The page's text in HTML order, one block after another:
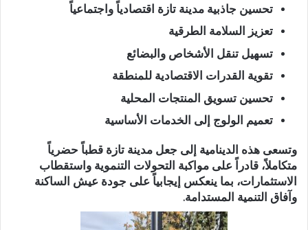
تحسين جاذبية مدينة تازة اقتصادياً واجتماعياً
تعزيز السلامة الطرقية
تسهيل تنقل الأشخاص والبضائع
تقوية القدرات الاقتصادية للمنطقة
تحسين تسويق المنتجات المحلية
تعميم الولوج إلى الخدمات الأساسية
وتسعى هذه الدينامية إلى جعل مدينة تازة قطباً حضرياً
متكاملاً، قادراً على مواكبة التحولات التنموية واستقطاب
الاستثمارات، بما ينعكس إيجابياً على جودة عيش الساكنة
وآفاق التنمية المستدامة.